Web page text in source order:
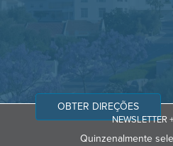
OBTER DIREÇÕES
NEWSLETTER
Quinzenalmente